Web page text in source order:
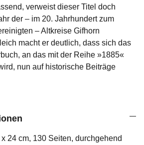
verweist dieser Titel doch
der – im 20. Jahrhundert zum
– Altkreise Gifhorn
macht er deutlich, dass sich das
an das mit der Reihe »1885«
nun auf historische Beiträge
24 cm, 130 Seiten, durchgehend